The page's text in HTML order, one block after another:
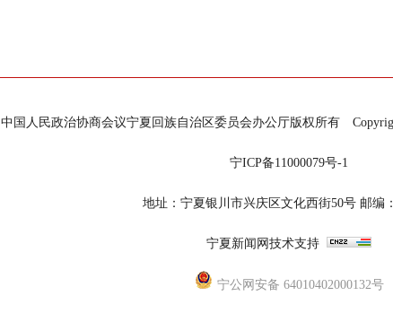
中国人民政治协商会议宁夏回族自治区委员会办公厅版权所有
宁ICP备11000079号-1
地址：宁夏银川市兴庆区文化西街50号 邮编
宁夏新闻网技术支持
宁公网安备 64010402000132号